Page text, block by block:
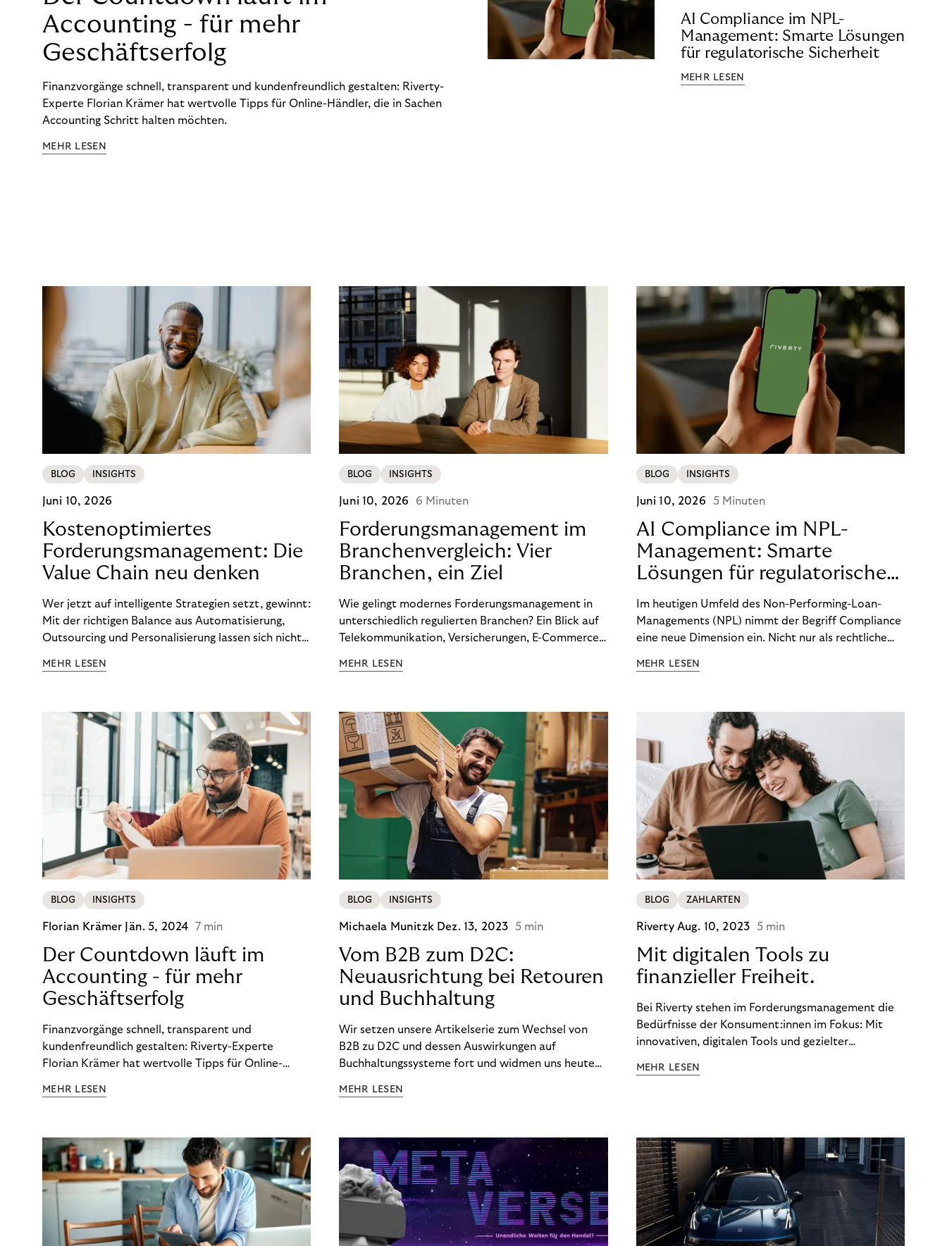
Accounting - für mehr
Geschäftserfolg
Finanzvorgänge schnell, transparent und kundenfreundlich gestalten: Riverty-
Experte Florian Krämer hat wertvolle Tipps für Online-Händler, die in Sachen
Accounting Schritt halten möchten.
MEHR LESEN
AI Compliance im NPL-
Management: Smarte Lösungen
für regulatorische Sicherheit
MEHR LESEN
BLOG INSIGHTS
Juni 10, 2026
Kostenoptimiertes
Forderungsmanagement: Die
Value Chain neu denken
Wer jetzt auf intelligente Strategien setzt, gewinnt:
Mit der richtigen Balance aus Automatisierung,
Outsourcing und Personalisierung lassen sich nicht
Ergebnisse sichern. Riverty zeigt, wie Recovery-
MEHR LESEN
BLOG INSIGHTS
Juni 10, 2026 6 Minuten
Forderungsmanagement im
Branchenvergleich: Vier
Branchen, ein Ziel
Wie gelingt modernes Forderungsmanagement in
unterschiedlich regulierten Branchen? Ein Blick auf
Telekommunikation, Versicherungen, E-Commerce
wirksam reduzieren will, braucht keine
MEHR LESEN
BLOG INSIGHTS
Juni 10, 2026 5 Minuten
AI Compliance im NPL-
Management: Smarte
Lösungen für regulatorische
Sicherheit
Im heutigen Umfeld des Non-Performing-Loan-
Managements (NPL) nimmt der Begriff Compliance
eine neue Dimension ein. Nicht nur als rechtliche
Wettbewerbsvorteil. In einem Umfeld steigender
(DSGVO) – geraten viele Unternehmen an die
Grenzen traditioneller Compliance-Mechanismen.
MEHR LESEN
BLOG INSIGHTS
Florian Krämer Jän. 5, 2024 7 min
Der Countdown läuft im
Accounting - für mehr
Geschäftserfolg
Finanzvorgänge schnell, transparent und
kundenfreundlich gestalten: Riverty-Experte
Florian Krämer hat wertvolle Tipps für Online-
möchten.
MEHR LESEN
BLOG INSIGHTS
Michaela Munitzk Dez. 13, 2023 5 min
Vom B2B zum D2C:
Neuausrichtung bei Retouren
und Buchhaltung
Wir setzen unsere Artikelserie zum Wechsel von
B2B zu D2C und dessen Auswirkungen auf
Buchhaltungssysteme fort und widmen uns heute
im D2C-Bereich.
MEHR LESEN
BLOG ZAHLARTEN
Riverty Aug. 10, 2023 5 min
Mit digitalen Tools zu
finanzieller Freiheit.
Bei Riverty stehen im Forderungsmanagement die
Bedürfnisse der Konsument:innen im Fokus: Mit
innovativen, digitalen Tools und gezielter
ein Leben in finanzieller Freiheit zu führen. So
MEHR LESEN